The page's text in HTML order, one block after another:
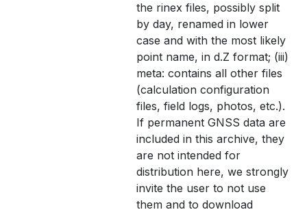
the rinex files, possibly split
by day, renamed in lower
case and with the most likely
point name, in d.Z format; (iii)
meta: contains all other files
(calculation configuration
files, field logs, photos, etc.).
If permanent GNSS data are
included in this archive, they
are not intended for
distribution here, we strongly
invite the user to not use
them and to download